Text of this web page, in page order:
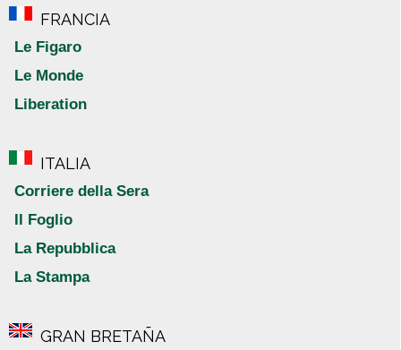
FRANCIA
Le Figaro
Le Monde
Liberation
ITALIA
Corriere della Sera
Il Foglio
La Repubblica
La Stampa
GRAN BRETAÑA